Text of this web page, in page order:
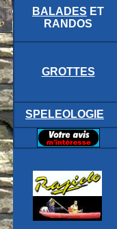
BALADES ET
RANDOS
GROTTES
SPELEOLOGIE